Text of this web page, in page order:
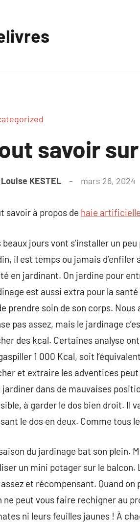
savoir
Louise KESTEL mars 26, 2024
savoir à propos de haie artificielle
beaux jours vont s’installer un
il est temps ou jamais d’enfiler
en jardinant. On jardine pour
est aussi extra pour la
prendre soin de son corps.
pas assez, mais le jardinage
des kcal. Certaines analyse
1 000 Kcal, soit
et extraire les adventices
jardiner dans de mauvaises
à garder le dos bien droit. Il
le dos en deux. Comme tous
du jardinage bat son plein.
un mini potager sur le
et récompensant. Quand
ne peut vous faire rechigner au
ni leurs feuilles jaunes ! À